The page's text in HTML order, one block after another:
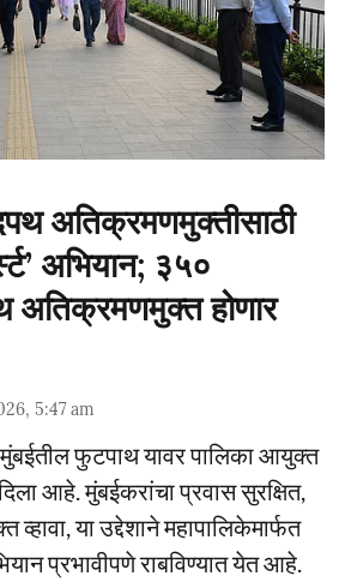
अतिक्रमणमुक्तीसाठी
अभियान; ३५०
अतिक्रमणमुक्त होणार
5:47 am
फुटपाथ यावर पालिका आयुक्त
आहे. मुंबईकरांचा प्रवास सुरक्षित,
या उद्देशाने महापालिकेमार्फत
प्रभावीपणे राबविण्यात येत आहे.